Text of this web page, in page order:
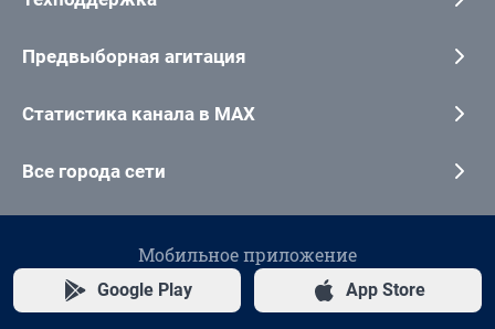
Предвыборная агитация
Статистика канала в MAX
Все города сети
Мобильное приложение
Google Play App Store